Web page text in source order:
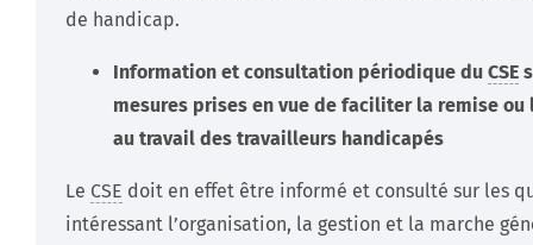
de handicap.
Information et consultation périodique du CSE
mesures prises en vue de faciliter la remise ou
au travail des travailleurs handicapés
Le CSE doit en effet être informé et consulté sur les
intéressant l’organisation, la gestion et la marche